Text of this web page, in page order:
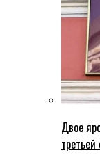
Двое